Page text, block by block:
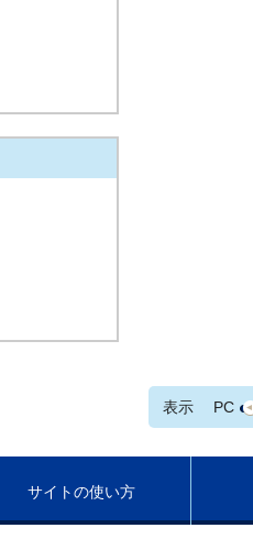
表示 PC
サイトの使い方